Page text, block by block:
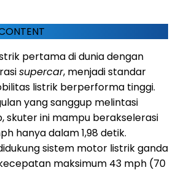
pertama di dunia dengan
supercar, menjadi standar
listrik berperforma tinggi.
yang sanggup melintasi
skuter ini mampu berakselerasi
hanya dalam 1,98 detik.
sistem motor listrik ganda
maksimum 43 mph (70